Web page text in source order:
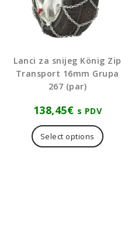
Lanci za snijeg König Zip
Transport 16mm Grupa
267 (par)
138,45€ s PDV
Select options